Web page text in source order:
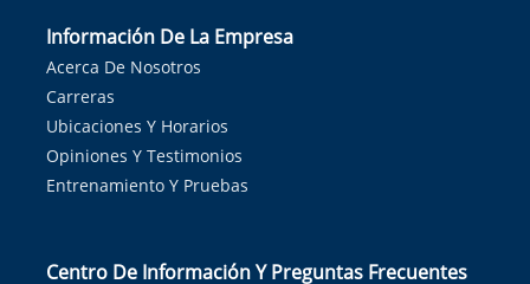
Información De La Empresa
Acerca De Nosotros
Carreras
Ubicaciones Y Horarios
Opiniones Y Testimonios
Entrenamiento Y Pruebas
Centro De Información Y Preguntas Frecuentes